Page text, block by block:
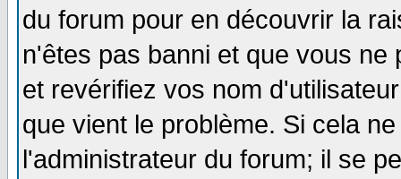
du forum pour en découvrir la
n'êtes pas banni et que vous
et revérifiez vos nom
que vient le problème. Si cela
l'administrateur du forum; il se